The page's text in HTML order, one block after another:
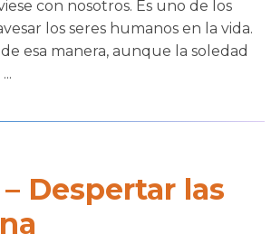
con nosotros. Es uno de los
los seres humanos en la vida.
esa manera, aunque la soledad
Despertar las